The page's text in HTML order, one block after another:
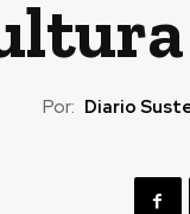
Por: Diario